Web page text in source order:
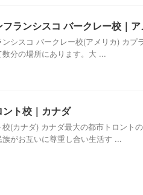
フランシスコ バークレー校｜ア
シスコ バークレー校(アメリカ) カ
分の場所にあります。大 ...
ント校｜カナダ
(カナダ) カナダ最大の都市トロント
がお互いに尊重し合い生活す ...